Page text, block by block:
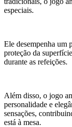
especiais.
Ele desempenha um
proteção da
durante as refeições.
Além disso, o jogo
personalidade e
sensações,
está à mesa.